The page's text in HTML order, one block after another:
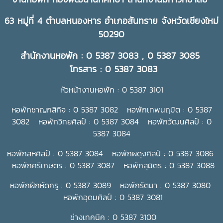
63 หมู่ที่ 4 ตำบลหนองหาร อำเภอสันทราย จังหวัดเชียงใหม่
50290
สำนักงานหอพัก : 0 5387 3083 , 0 5387 3085
โทรสาร : 0 5387 3083
หัวหน้างานหอพัก : 0 5387 3101
หอพักชาญกสิกิจ : 0 5387 3082 หอพักเทพนฤมิต : 0 5387
3082 หอพักวิทยศิลป์ : 0 5387 3084 หอพักวัฒนศิลป์ : 0
5387 3084
หอพักสหศิลป์ : 0 5387 3084 หอพักผดุงศิลป์ : 0 5387 3086
หอพักศรีเกษตร : 0 5387 3087 หอพักสุมิตร : 0 5387 3088
หอพักฝึกหัดครู : 0 5387 3089 หอพักรัตมา : 0 5387 3080
หอพักอุดมศิลป์ : 0 5387 3081
ช่างเทคนิค : 0 5387 3100